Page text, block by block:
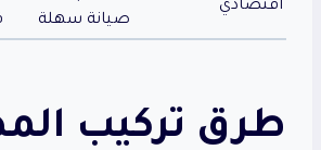
اقتصادي
صيانة سهلة
طرق تركيب